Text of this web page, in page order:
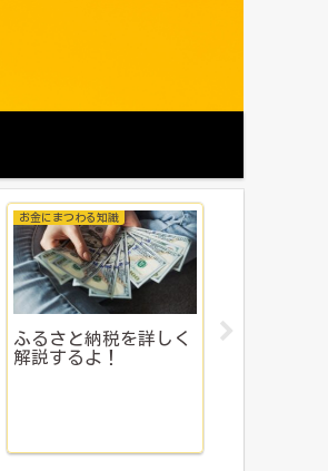
健康とお金のサバイバル
ジェノゲスト1ヵ月目
の副作用を正直レビュ
子宮鏡下手